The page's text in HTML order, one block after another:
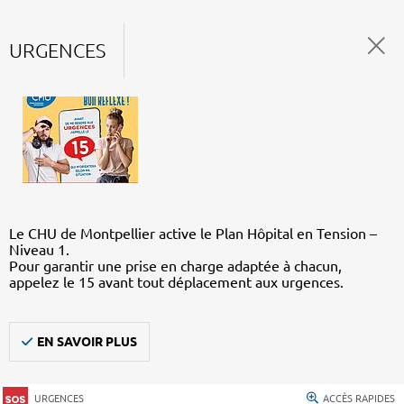
URGENCES
Le CHU de Montpellier active le Plan Hôpital en Tension –
Niveau 1.
Pour garantir une prise en charge adaptée à chacun,
appelez le 15 avant tout déplacement aux urgences.
EN SAVOIR PLUS
URGENCES ACCÈS RAPIDES